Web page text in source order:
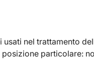
usati nel trattamento
particolare: